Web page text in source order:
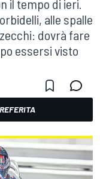
il tempo di ieri.
alle spalle
dovrà fare
essersi visto